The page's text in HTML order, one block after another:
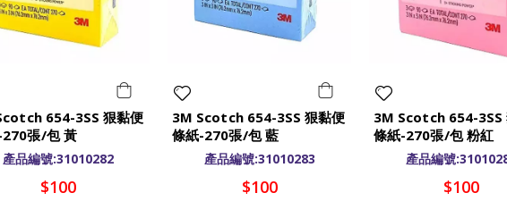
654-3SS 狠黏便
張/包 黃
產品編號:31010282
$100
3M Scotch 654-3SS 狠黏便
條紙-270張/包 藍
7.6x7.6cm
產品編號:31010283
$100
3M Scotch 654-3SS
條紙-270張/包 粉紅
7.6x7.6cm
產品編號
$100